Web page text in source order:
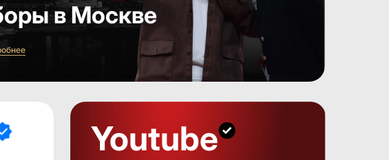
в Москве
Youtube